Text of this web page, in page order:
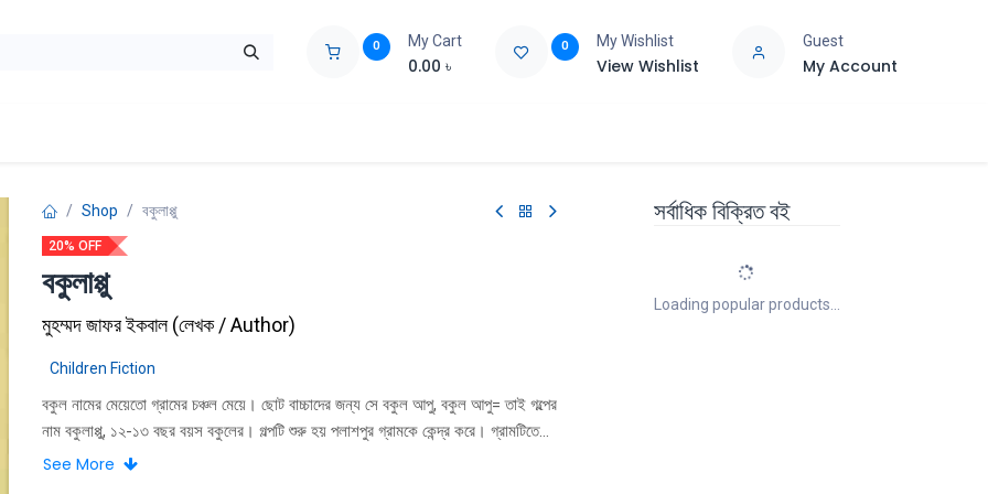
0 My Cart
0.00 ৳
0 My Wishlist
View Wishlist
Guest
My Account
Shop বকুলাপ্পু
20% OFF
বকুলাপ্পু
মুহম্মদ জাফর ইকবাল(লেখক / Author)
Children Fiction
বকুল নামের মেয়েতো গ্রামের চঞ্চল মেয়ে। ছোট বাচ্চাদের জন্য সে বকুল আপু, বকুল আপু= তাই গল্পের
নাম বকুলাপ্পু, ১২-১৩ বছর বয়স বকুলের। গল্পটি শুরু হয় পলাশপুর গ্রামকে কেন্দ্র করে। গ্রামটিতে
নদীর ধারে একটি বড়ো হিজল গাছ আছে যেটার অর্ধেক নদীর উপর ঝুঁকে আছে আর বাকি অর্ধেক
See More
সর্বাধিক বিক্রিত বই
Loading popular products...